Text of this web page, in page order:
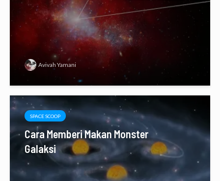
Avivah Yamani
SPACE SCOOP
Cara Memberi Makan Monster
Galaksi